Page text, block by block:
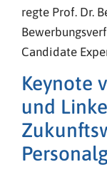
regte Prof. Dr.
Candidate
Keynote
und